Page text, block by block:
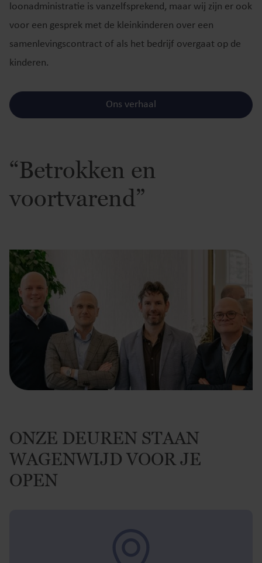
loonadministratie is vanzelfsprekend, maar wij zijn er ook
voor een gesprek met de kleinkinderen over een
samenlevingscontract of als het bedrijf overgaat op de
kinderen.
Ons verhaal
“Betrokken en
voortvarend”
ONZE DEUREN STAAN
WAGENWIJD VOOR JE
OPEN